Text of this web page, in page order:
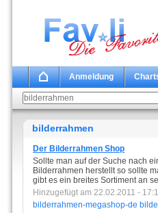
Anmeldung
bilderrahmen
Der Bilderrahmen Shop
Sollte man auf der Suche nach
Bilderrahmen herstellt so sollte
gibt es ein breites Sortiment an
Hinzugefügt am 22.02.2011 -
bilderrahmen-megashop-de